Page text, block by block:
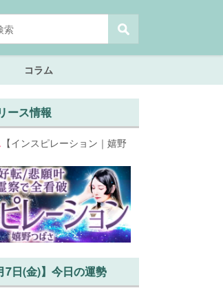
コラム
ース情報
【インスピレーション｜嬉野
7日(金)】今日の運勢